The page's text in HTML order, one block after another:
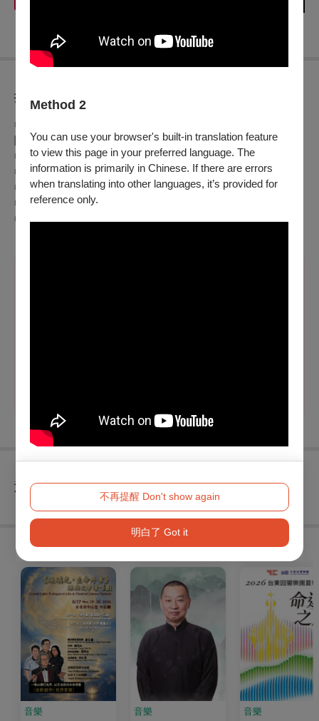
Method 2
You can use your browser's built-in translation feature
to view this page in your preferred language. The
information is primarily in Chinese. If there are errors
when translating into other languages, it’s provided for
reference only.
不再提醒 Don't show again
明白了 Got it
折扣方案
◎身心障礙人士及陪同者1名購票5折優待，入場時應出示身心
障礙手冊，陪同者與身障者需同時入場
◎65歲以上年長者購票可享5折優惠，入場時請出示證件
◎兩廳院付費會員9折、免費會員(廳院青)9折
◎歌劇院付費會員9折、免費會員(學生卡)9折
◎衛武營付費會員9折
◎團票10張8折
退換須知 查看
購買此節目的人，也買了...
音樂 音樂 音樂